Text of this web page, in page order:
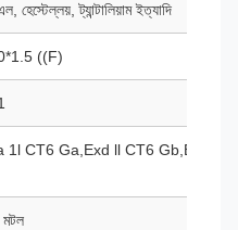
হেস্টেল্লয়, ট্যান্টালিয়াম ইত্যাদি
((F)
1l CT6 Ga,Exd ll CT6 Gb,ExtD
মটল